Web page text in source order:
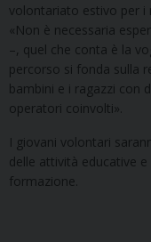
volontariato estivo per i
«Non è necessaria
–, quel che conta è la
percorso si fonda sulla
bambini e i ragazzi con
operatori coinvolti».
I giovani volontari
delle attività educative
formazione.